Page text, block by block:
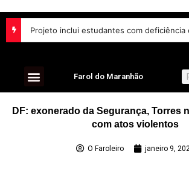
Farol do Maranhão
DF: exonerado da Segurança, Torres
com atos violentos
O Faroleiro janeiro 9,